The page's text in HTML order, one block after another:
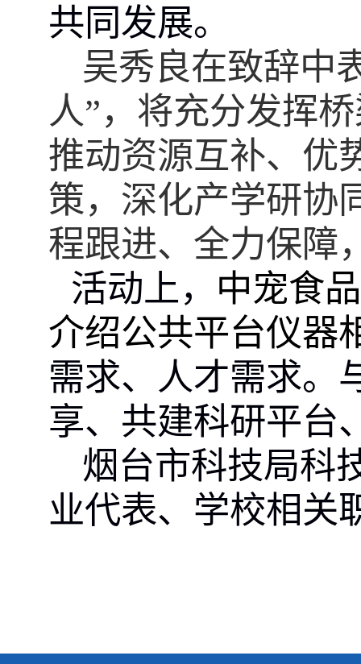
共同发展。
吴秀良在致辞中
人”，将充分发挥
推动资源互补、优
策，深化产学研协
程跟进、全力保障
活动上， 中宠食
介绍公共平台仪器
需求、 人才需求。
享、共建科研平台
烟台市科技局科
业代表、 学校相关